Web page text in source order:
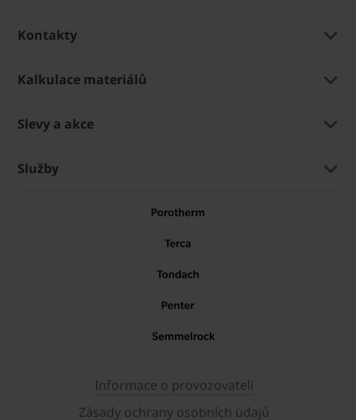
Kontakty
Kalkulace materiálů
Slevy a akce
Služby
Informace o provozovateli
Zásady ochrany osobních údajů